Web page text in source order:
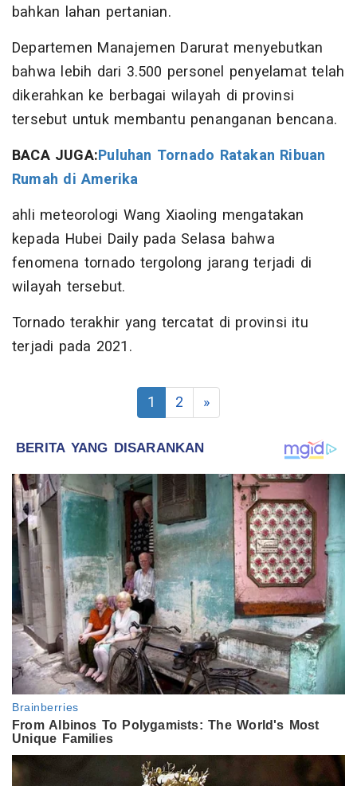
bahkan lahan pertanian.
Departemen Manajemen Darurat menyebutkan
bahwa lebih dari 3.500 personel penyelamat telah
dikerahkan ke berbagai wilayah di provinsi
tersebut untuk membantu penanganan bencana.
BACA JUGA:Puluhan Tornado Ratakan Ribuan
Rumah di Amerika
ahli meteorologi Wang Xiaoling mengatakan
kepada Hubei Daily pada Selasa bahwa
fenomena tornado tergolong jarang terjadi di
wilayah tersebut.
Tornado terakhir yang tercatat di provinsi itu
terjadi pada 2021.
1 2 »